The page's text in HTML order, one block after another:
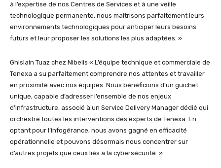
à l’expertise de nos Centres de Services et à une veille
technologique permanente, nous maîtrisons parfaitement leurs
environnements technologiques pour anticiper leurs besoins
futurs et leur proposer les solutions les plus adaptées. »
Ghislain Tuaz chez Nibelis « L’équipe technique et commerciale de
Tenexa a su parfaitement comprendre nos attentes et travailler
en proximité avec nos équipes. Nous bénéficions d’un guichet
unique, capable d’adresser l’ensemble de nos enjeux
d’infrastructure, associé à un Service Delivery Manager dédié qui
orchestre toutes les interventions des experts de Tenexa. En
optant pour l’infogérance, nous avons gagné en efficacité
opérationnelle et pouvons désormais nous concentrer sur
d’autres projets que ceux liés à la cybersécurité. »